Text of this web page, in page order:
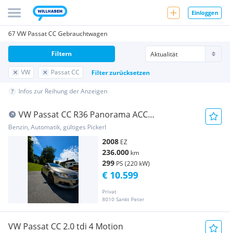
Einloggen
67 VW Passat CC Gebrauchtwagen
VW Passat CC Filter zurücksetzen
Filtern
Infos zur Reihung der Anzeigen
VW Passat CC R36 Panorama ACC
Spurhalteasystent
Benzin, Automatik, gültiges Pickerl
2008 EZ
236.000 km
299 PS (220 kW)
Privat
8010 Sankt Peter
€ 10.599
VW Passat CC 2.0 tdi 4 Motion